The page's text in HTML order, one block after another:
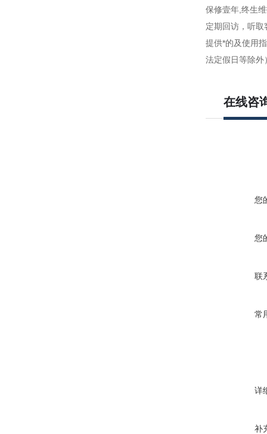
保修壹年,终生
定期回访，听
提供*的及使用
法定假日等除外
在线咨
您
您
联
常
详
补